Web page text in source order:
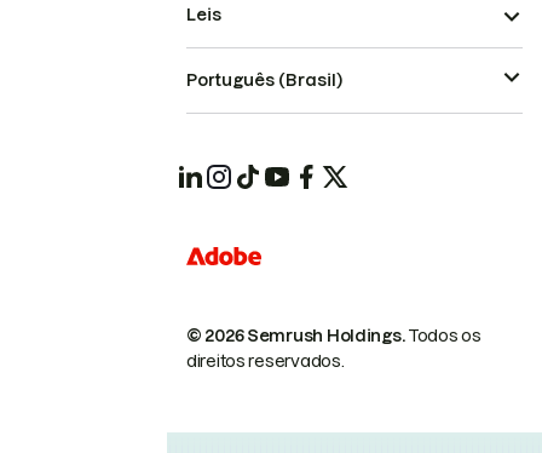
© 2026 Semrush Holdings.Todos os
direitos reservados.
Leis
Português (Brasil)